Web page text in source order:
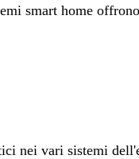
smart home
nei vari sistemi